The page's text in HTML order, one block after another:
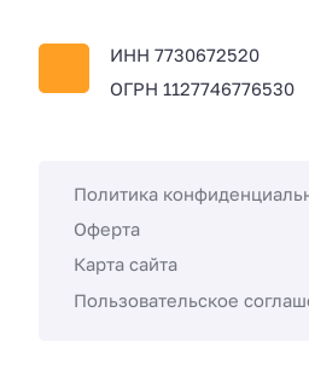
ИНН 7730672520
ОГРН 1127746776530
Политика
Оферта
Карта сайта
Пользовательское